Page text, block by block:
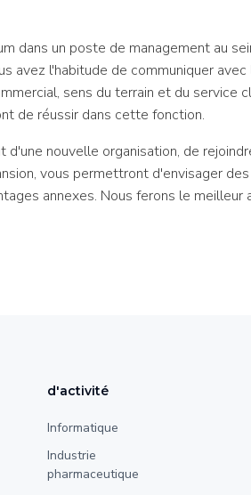
dans un poste de management au
avez l'habitude de communiquer
sens du terrain et du service
de réussir dans cette fonction.
nouvelle organisation, de
vous permettront d'envisager
annexes. Nous ferons le meilleur
d'activité
Informatique
Industrie
pharmaceutique